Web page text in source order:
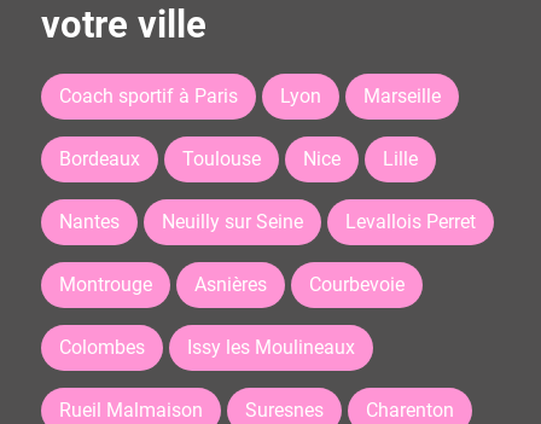
votre ville
Coach sportif à Paris Lyon Marseille
Bordeaux Toulouse Nice Lille
Nantes Neuilly sur Seine Levallois Perret
Montrouge Asnières Courbevoie
Colombes Issy les Moulineaux
Rueil Malmaison Suresnes Charenton